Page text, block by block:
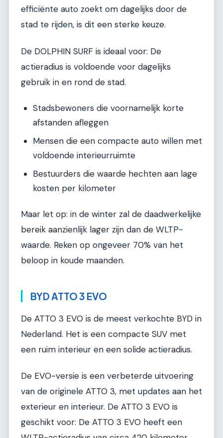
efficiënte auto zoekt om dagelijks door de
stad te rijden, is dit een sterke keuze.
De DOLPHIN SURF is ideaal voor: De
actieradius is voldoende voor dagelijks
gebruik in en rond de stad.
Stadsbewoners die voornamelijk korte
afstanden afleggen
Mensen die een compacte auto willen met
voldoende interieurruimte
Bestuurders die waarde hechten aan lage
kosten per kilometer
Maar let op: in de winter zal de daadwerkelijke
bereik aanzienlijk lager zijn dan de WLTP-
waarde. Reken op ongeveer 70% van het
beloop in koude maanden.
BYD ATTO 3 EVO
De ATTO 3 EVO is de meest verkochte BYD in
Nederland. Het is een compacte SUV met
een ruim interieur en een solide actieradius.
De EVO-versie is een verbeterde uitvoering
van de originele ATTO 3, met updates aan het
exterieur en interieur. De ATTO 3 EVO is
geschikt voor: De ATTO 3 EVO heeft een